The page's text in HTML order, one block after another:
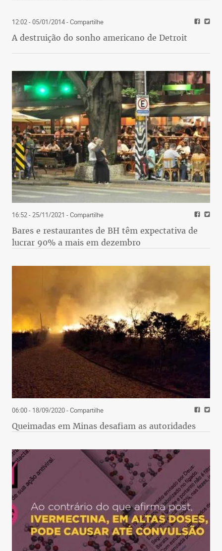
12:02 - 05/01/2014- Compartilhe
A destruição do sonho americano de Detroit
16:52 - 25/11/2021 - Compartilhe
Bares e restaurantes de BH têm expectativa de
lucrar 90% a mais em dezembro
06:00 - 18/09/2020- Compartilhe
Queimadas em Minas desafiam as autoridades